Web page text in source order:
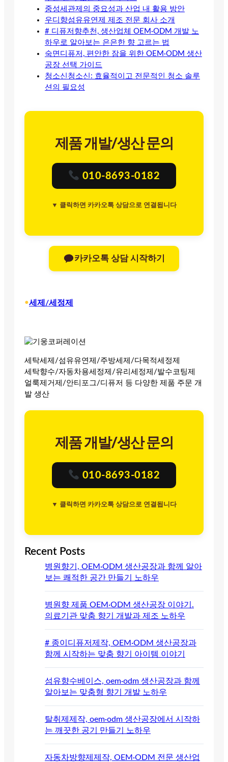
중성세관제의 중요성과 산업 내 활용 방안
우디향섬유유연제 제조 전문 회사 소개
# 디퓨저향추천, 생산업체 OEM·ODM 개발 노
하우로 알아보는 은은한 향 고르는 법
숙면디퓨저, 편안한 잠을 위한 OEM·ODM 생산
공장 선택 가이드
청소신청소신: 효율적이고 전문적인 청소 솔루
션의 필요성
제품 개발/생산 문의
010-8693-0182
▼ 클릭하면 카카오톡 상담으로 연결됩니다
카카오톡 상담 시작하기
•세제/세정제
세탁세제/섬유유연제/주방세제/다목적세정제
세탁향수/자동차용세정제/유리세정제/발수코팅제
얼룩제거제/안티포그/디퓨저 등 다양한 제품 주문 개
발 생산
제품 개발/생산 문의
010-8693-0182
▼ 클릭하면 카카오톡 상담으로 연결됩니다
Recent Posts
병원향기, OEM·ODM 생산공장과 함께 알아
보는 쾌적한 공간 만들기 노하우
병원향 제품 OEM·ODM 생산공장 이야기.
의료기관 맞춤 향기 개발과 제조 노하우
# 종이디퓨저제작, OEM·ODM 생산공장과
함께 시작하는 맞춤 향기 아이템 이야기
섬유향수베이스, oem·odm 생산공장과 함께
알아보는 맞춤형 향기 개발 노하우
탈취제제작, oem·odm 생산공장에서 시작하
는 깨끗한 공기 만들기 노하우
자동차방향제제작, OEM·ODM 전문 생산업